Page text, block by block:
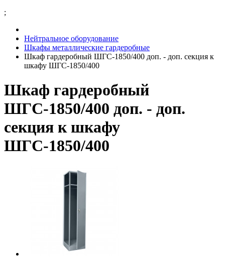
;
Нейтральное оборудование
Шкафы металлические гардеробные
Шкаф гардеробный ШГС-1850/400 доп. - доп. секция к
шкафу ШГС-1850/400
Шкаф гардеробный
ШГС-1850/400 доп. - доп.
секция к шкафу
ШГС-1850/400